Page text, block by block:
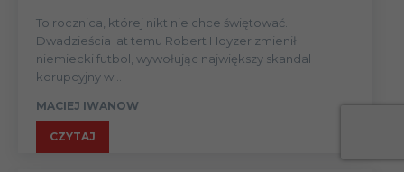
To rocznica, której nikt nie chce świętować.
Dwadzieścia lat temu Robert Hoyzer zmienił
niemiecki futbol, wywołując największy skandal
korupcyjny w...
MACIEJ IWANOW
CZYTAJ